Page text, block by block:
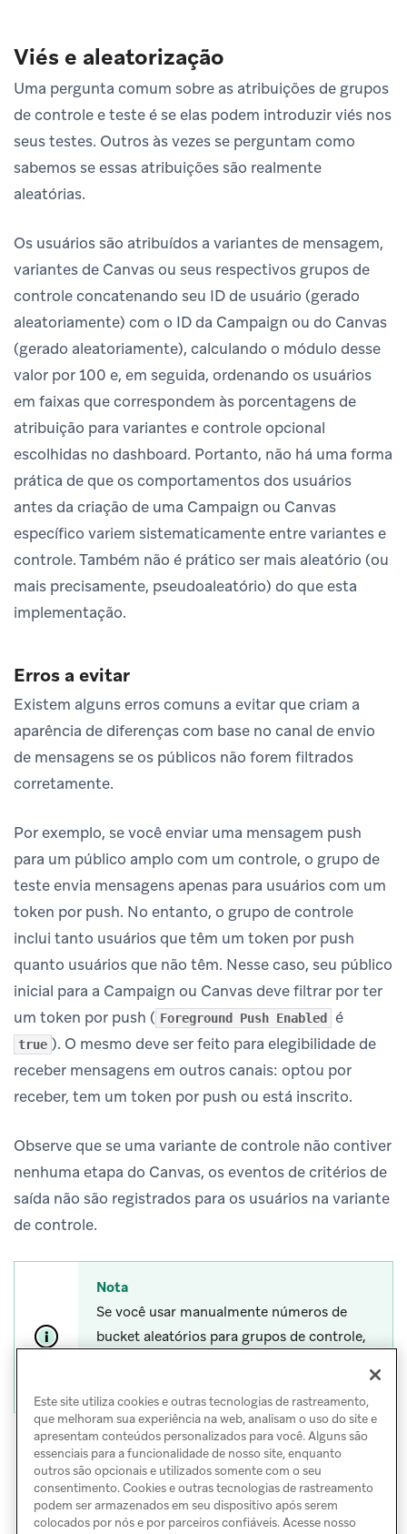
Viés e aleatorização
Uma pergunta comum sobre as atribuições de grupos
de controle e teste é se elas podem introduzir viés nos
seus testes. Outros às vezes se perguntam como
sabemos se essas atribuições são realmente
aleatórias.
Os usuários são atribuídos a variantes de mensagem,
variantes de Canvas ou seus respectivos grupos de
controle concatenando seu ID de usuário (gerado
aleatoriamente) com o ID da Campaign ou do Canvas
(gerado aleatoriamente), calculando o módulo desse
valor por 100 e, em seguida, ordenando os usuários
em faixas que correspondem às porcentagens de
atribuição para variantes e controle opcional
escolhidas no dashboard. Portanto, não há uma forma
prática de que os comportamentos dos usuários
antes da criação de uma Campaign ou Canvas
específico variem sistematicamente entre variantes e
controle. Também não é prático ser mais aleatório (ou
mais precisamente, pseudoaleatório) do que esta
implementação.
Erros a evitar
Existem alguns erros comuns a evitar que criam a
aparência de diferenças com base no canal de envio
de mensagens se os públicos não forem filtrados
corretamente.
Por exemplo, se você enviar uma mensagem push
para um público amplo com um controle, o grupo de
teste envia mensagens apenas para usuários com um
token por push. No entanto, o grupo de controle
inclui tanto usuários que têm um token por push
quanto usuários que não têm. Nesse caso, seu público
inicial para a Campaign ou Canvas deve filtrar por ter
um token por push ( Foreground Push Enabled é
true ). O mesmo deve ser feito para elegibilidade de
receber mensagens em outros canais: optou por
receber, tem um token por push ou está inscrito.
Observe que se uma variante de controle não contiver
nenhuma etapa do Canvas, os eventos de critérios de
saída não são registrados para os usuários na variante
de controle.
Nota
Se você usar manualmente números de
bucket aleatórios para grupos de controle,
Este site utiliza cookies e outras tecnologias de rastreamento,
que melhoram sua experiência na web, analisam o uso do site e
apresentam conteúdos personalizados para você. Alguns são
essenciais para a funcionalidade de nosso site, enquanto
outros são opcionais e utilizados somente com o seu
consentimento. Cookies e outras tecnologias de rastreamento
podem ser armazenados em seu dispositivo após serem
colocados por nós e por parceiros confiáveis. Acesse nosso